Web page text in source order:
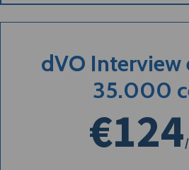
dVO Interview
35.000
€124